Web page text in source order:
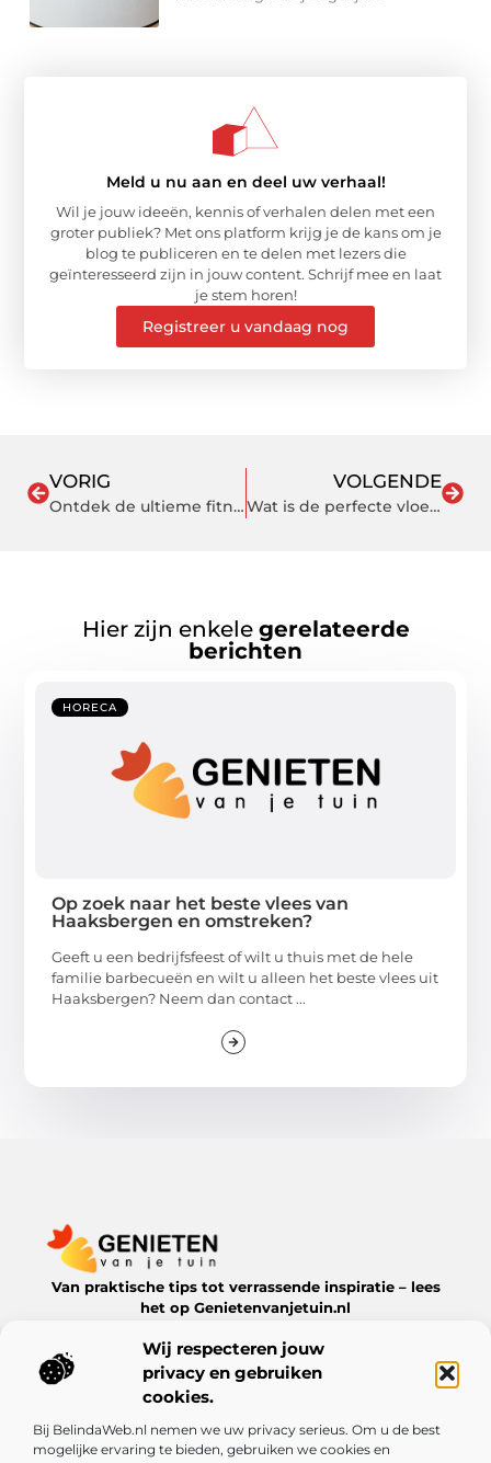
Wij respecteren jouw
privacy en gebruiken
cookies.
Bij BelindaWeb.nl nemen we uw privacy serieus. Om u de best
mogelijke ervaring te bieden, gebruiken we cookies en
Meld u nu aan en deel uw verhaal!
Wil je jouw ideeën, kennis of verhalen delen met een
groter publiek? Met ons platform krijg je de kans om je
blog te publiceren en te delen met lezers die
geïnteresseerd zijn in jouw content. Schrijf mee en laat
je stem horen!
Registreer u vandaag nog
VORIG
Ontdek de ultieme fitnesservaring bij Tesqua: Jouw sportschool in Ede
VOLGENDE
Wat is de perfecte vloer voor je slaapkamer?
Hier zijn enkele gerelateerde
berichten
HORECA
Op zoek naar het beste vlees van
Haaksbergen en omstreken?
Geeft u een bedrijfsfeest of wilt u thuis met de hele
familie barbecueën en wilt u alleen het beste vlees uit
Haaksbergen? Neem dan contact ...
Van praktische tips tot verrassende inspiratie – lees
het op Genietenvanjetuin.nl
leefomgeving te bieden heeft.
Bericht categorie